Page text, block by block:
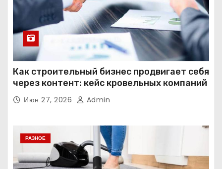
Как строительный бизнес продвигает себя
через контент: кейс кровельных компаний
Июн 27, 2026 Admin
РАЗНОЕ